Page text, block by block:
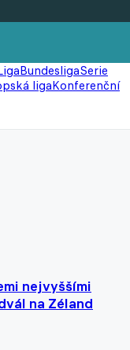
BundesligaSerie
ligaKonferenční
nejvyššími
na Zéland